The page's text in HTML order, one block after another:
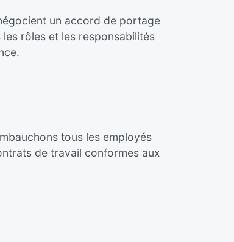
un accord de portage
rôles et les responsabilités
tous les employés
de travail conformes aux